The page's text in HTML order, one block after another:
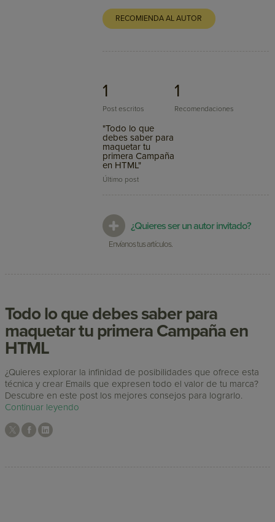
RECOMIENDA AL AUTOR
1
Post escritos
1
Recomendaciones
"Todo lo que
debes saber para
maquetar tu
primera Campaña
en HTML"
Último post
¿Quieres ser un autor invitado?
Envíanos tus artículos.
Todo lo que debes saber para
maquetar tu primera Campaña en
HTML
¿Quieres explorar la infinidad de posibilidades que ofrece esta
técnica y crear Emails que expresen todo el valor de tu marca?
Descubre en este post los mejores consejos para lograrlo.
Continuar leyendo